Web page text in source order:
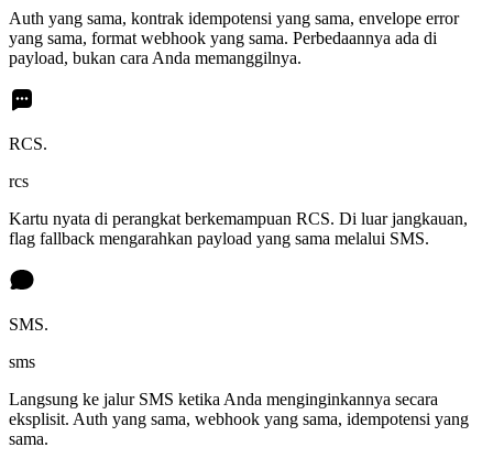
Auth yang sama, kontrak idempotensi yang sama, envelope error
yang sama, format webhook yang sama. Perbedaannya ada di
payload, bukan cara Anda memanggilnya.
RCS.
rcs
Kartu nyata di perangkat berkemampuan RCS. Di luar jangkauan,
flag fallback mengarahkan payload yang sama melalui SMS.
SMS.
sms
Langsung ke jalur SMS ketika Anda menginginkannya secara
eksplisit. Auth yang sama, webhook yang sama, idempotensi yang
sama.